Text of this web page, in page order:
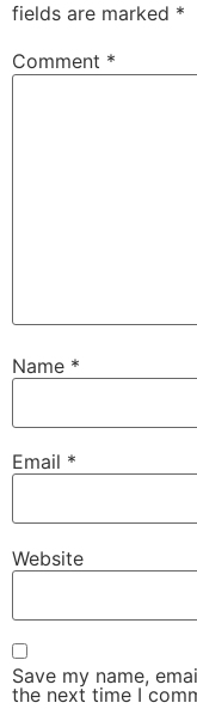
fields are marked *
Comment *
Name *
Email *
Website
Save my name,
the next time I